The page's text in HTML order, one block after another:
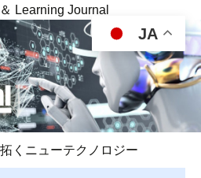
Learning Journal
くニューテクノロジー
JA